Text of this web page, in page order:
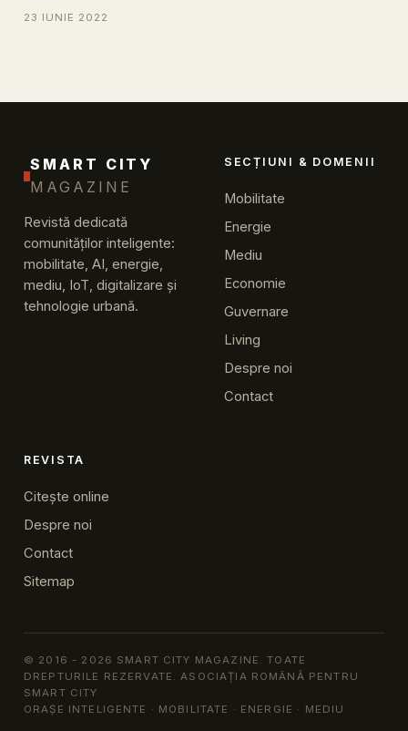
23 IUNIE 2022
SMART CITY
MAGAZINE
Revistă dedicată
comunităților inteligente:
mobilitate, AI, energie,
mediu, IoT, digitalizare și
tehnologie urbană.
SECȚIUNI & DOMENII
Mobilitate
Energie
Mediu
Economie
Guvernare
Living
Despre noi
Contact
REVISTA
Citește online
Despre noi
Contact
Sitemap
© 2016 - 2026 SMART CITY MAGAZINE. TOATE
DREPTURILE REZERVATE. ASOCIAȚIA ROMÂNĂ PENTRU
SMART CITY
ORAȘE INTELIGENTE · MOBILITATE · ENERGIE · MEDIU